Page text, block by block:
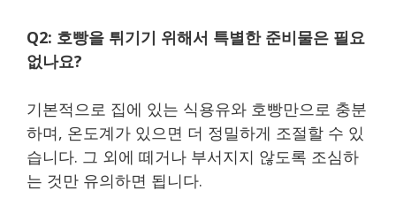
Q2: 호빵을 튀기기 위해서 특별한 준비물은 필요
없나요?
기본적으로 집에 있는 식용유와 호빵만으로 충분
하며, 온도계가 있으면 더 정밀하게 조절할 수 있
습니다. 그 외에 떼거나 부서지지 않도록 조심하
는 것만 유의하면 됩니다.